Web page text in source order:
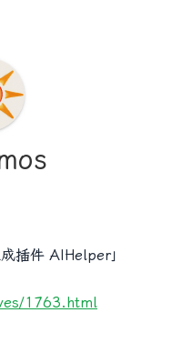
插件 AIHelper」
1763.html